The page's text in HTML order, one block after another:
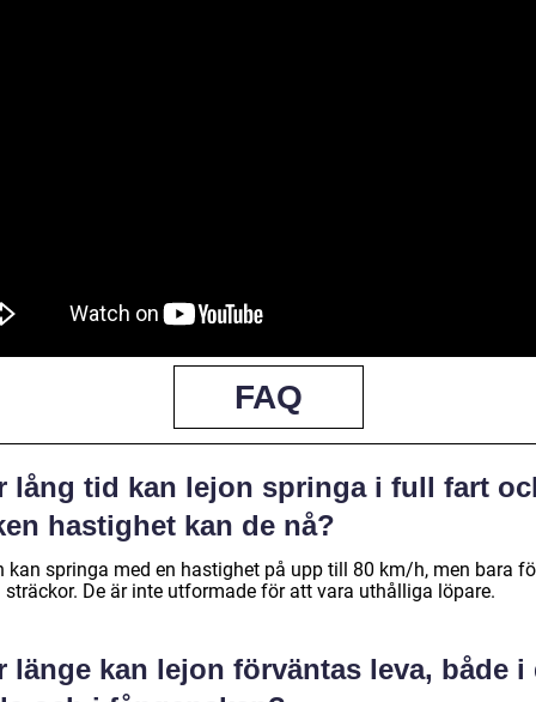
FAQ
lång tid kan lejon springa i full fart
hastighet kan de nå?
kan springa med en hastighet på upp till 80 km/h, men bara
sträckor. De är inte utformade för att vara uthålliga löpare.
länge kan lejon förväntas leva, både i